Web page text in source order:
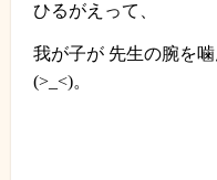
ひるがえって、
我が子が 先生の腕を
(>_<)。